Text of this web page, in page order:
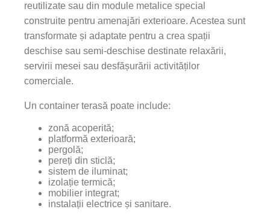
reutilizate sau din module metalice special
construite pentru amenajări exterioare. Acestea sunt
transformate și adaptate pentru a crea spații
deschise sau semi-deschise destinate relaxării,
servirii mesei sau desfășurării activităților
comerciale.
Un container terasă poate include:
zonă acoperită;
platformă exterioară;
pergolă;
pereți din sticlă;
sistem de iluminat;
izolație termică;
mobilier integrat;
instalații electrice și sanitare.